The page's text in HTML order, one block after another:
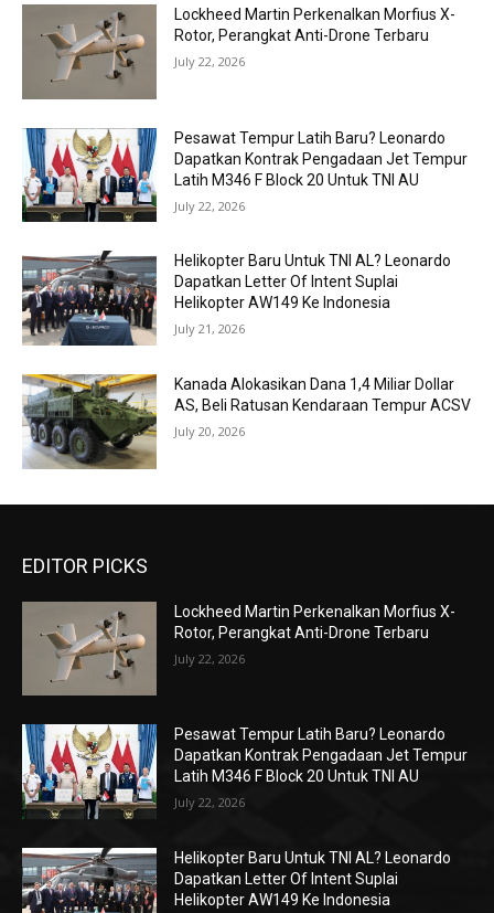
Lockheed Martin Perkenalkan Morfius X-
Rotor, Perangkat Anti-Drone Terbaru
July 22, 2026
Pesawat Tempur Latih Baru? Leonardo
Dapatkan Kontrak Pengadaan Jet Tempur
Latih M346 F Block 20 Untuk TNI AU
July 22, 2026
Helikopter Baru Untuk TNI AL? Leonardo
Dapatkan Letter Of Intent Suplai
Helikopter AW149 Ke Indonesia
July 21, 2026
Kanada Alokasikan Dana 1,4 Miliar Dollar
AS, Beli Ratusan Kendaraan Tempur ACSV
July 20, 2026
EDITOR PICKS
Lockheed Martin Perkenalkan Morfius X-
Rotor, Perangkat Anti-Drone Terbaru
July 22, 2026
Pesawat Tempur Latih Baru? Leonardo
Dapatkan Kontrak Pengadaan Jet Tempur
Latih M346 F Block 20 Untuk TNI AU
July 22, 2026
Helikopter Baru Untuk TNI AL? Leonardo
Dapatkan Letter Of Intent Suplai
Helikopter AW149 Ke Indonesia